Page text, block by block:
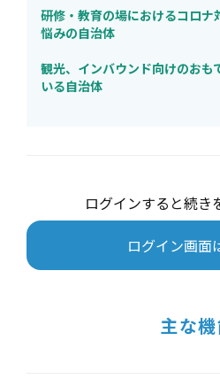
研修・教育の場におけるコロナ
悩みの自治体
観光、インバウンド向けのおも
いる自治体
ログインすると続き
ログイン画面
主な